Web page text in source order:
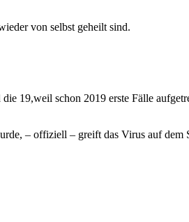
von selbst geheilt sind.
19,weil schon 2019 erste Fälle
– offiziell – greift das Virus auf dem